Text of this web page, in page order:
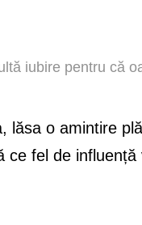
iubire pentru că
lăsa o amintire
ce fel de influență